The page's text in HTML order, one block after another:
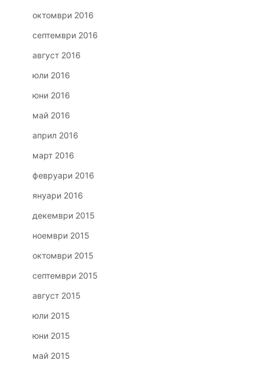
октомври 2016
септември 2016
август 2016
юли 2016
юни 2016
май 2016
април 2016
март 2016
февруари 2016
януари 2016
декември 2015
ноември 2015
октомври 2015
септември 2015
август 2015
юли 2015
юни 2015
май 2015